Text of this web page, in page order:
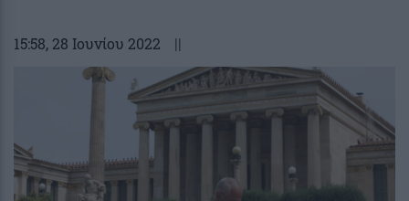
15:58, 28 Ιουνίου 2022 ||